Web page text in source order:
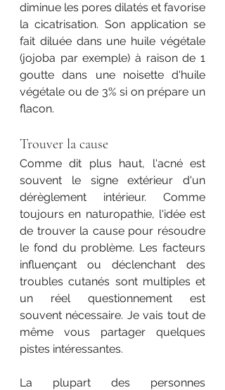
diminue les pores dilatés et favorise
la cicatrisation. Son application se
fait diluée dans une huile végétale
(jojoba par exemple) à raison de 1
goutte dans une noisette d'huile
végétale ou de 3% si on prépare un
flacon.
Trouver la cause
Comme dit plus haut, l'acné est
souvent le signe extérieur d'un
dérèglement intérieur. Comme
toujours en naturopathie, l'idée est
de trouver la cause pour résoudre
le fond du problème. Les facteurs
influençant ou déclenchant des
troubles cutanés sont multiples et
un réel questionnement est
souvent nécessaire. Je vais tout de
même vous partager quelques
pistes intéressantes.
La plupart des personnes